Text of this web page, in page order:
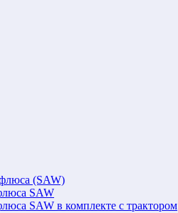
(SAW)
SAW
SAW в комплекте с трактором